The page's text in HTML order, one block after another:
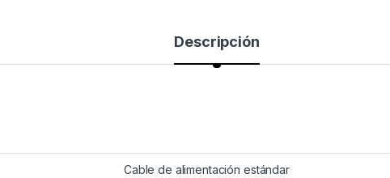
Descripción
Cable de alimentación estándar